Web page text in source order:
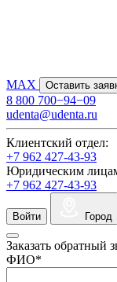
MAX Оставить
8 800 700−94−09
udenta@udenta.ru
Клиентский отдел:
+7 962 427-43-93
Юридическим
+7 962 427-43-93
Войти Город
Заказать обратный
ФИО*